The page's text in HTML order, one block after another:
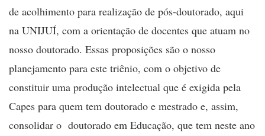
de acolhimento para realização de pós-doutorado, aqui
na UNIJUÍ, com a orientação de docentes que atuam no
nosso doutorado. Essas proposições são o nosso
planejamento para este triênio, com o objetivo de
constituir uma produção intelectual que é exigida pela
Capes para quem tem doutorado e mestrado e, assim,
consolidar o doutorado em Educação, que tem neste ano